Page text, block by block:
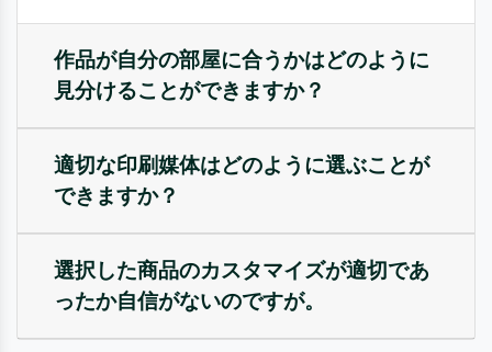
作品が自分の部屋に合うかはどのように
見分けることができますか？
適切な印刷媒体はどのように選ぶことが
できますか？
選択した商品のカスタマイズが適切であ
ったか自信がないのですが。